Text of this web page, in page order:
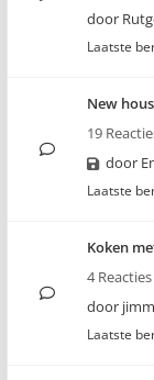
door
Laatste
New
19
door
Laatste
Koken
4
door
Laatste